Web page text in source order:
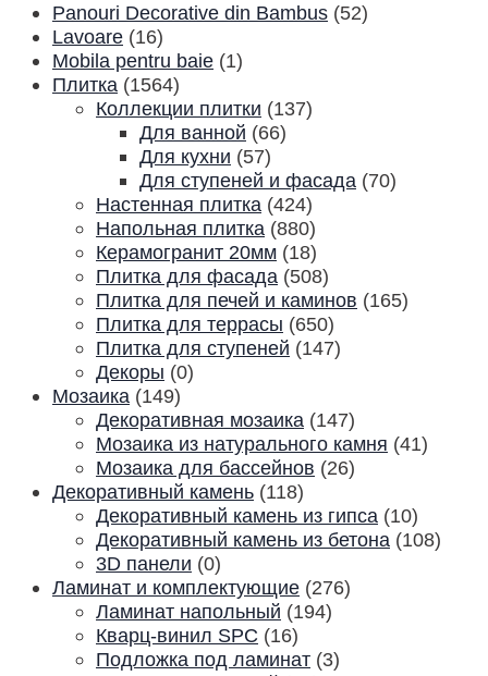
Panouri Decorative din Bambus (52)
Lavoare (16)
Mobila pentru baie (1)
Плитка (1564)
Коллекции плитки (137)
Для ванной (66)
Для кухни (57)
Для ступеней и фасада (70)
Настенная плитка (424)
Напольная плитка (880)
Керамогранит 20мм (18)
Плитка для фасада (508)
Плитка для печей и каминов (165)
Плитка для террасы (650)
Плитка для ступеней (147)
Декоры (0)
Мозаика (149)
Декоративная мозаика (147)
Мозаика из натурального камня (41)
Мозаика для бассейнов (26)
Декоративный камень (118)
Декоративный камень из гипса (10)
Декоративный камень из бетона (108)
3D панели (0)
Ламинат и комплектующие (276)
Ламинат напольный (194)
Кварц-винил SPC (16)
Подложка под ламинат (3)